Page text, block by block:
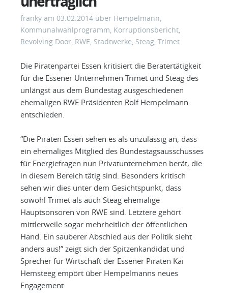
franky am03.02.2014 über Hempelmann,
Kommunalwahlprogramm, Korruptionsbericht,
Revolving Door, RWE, Stadtwerke, Steag,Trimet
Die Piratenpartei Essen kritisiert die Beratertätigkeit
für die Essener Unternehmen Trimet und Steag des
unlängst aus dem Bundestag ausgeschiedenen
ehemaligen RWE Präsidenten Rolf Hempelmann
entschieden.
“Die Piraten Essen sehen es als unzulässig an, dass
ein ehemaliges Mitglied des Bundestagsausschusses
für Energiefragen nun Privatunternehmen berät, die
in diesem Bereich tätig sind. Besonders kritisch
sehen wir dies unter dem Gesichtspunkt, dass
sowohl Trimet als auch Steag ehemalige
Hauptsonsoren von RWE sind. Letztere gehört
mittlerweile sogar mehrheitlich der öffentlichen
Hand. Ein sauberer Abschied aus der Politik sieht
anders aus!” zeigt sich der Spitzenkandidat und
Sprecher für Wirtschaft der Essener Piraten Kai
Hemsteeg empört über Hempelmanns neues
Engagement.